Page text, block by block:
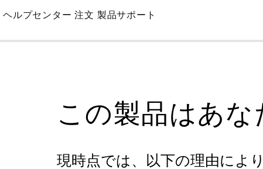
Skip
Main
ヘルプセンター 注文 製品サポート
この製品はあ
現時点では、以下の理由によ